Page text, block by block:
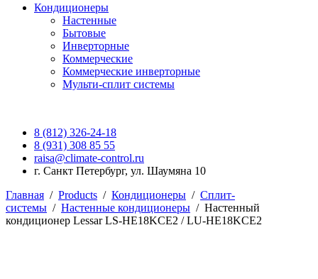
Кондиционеры
Настенные
Бытовые
Инверторные
Коммерческие
Коммерческие инверторные
Мульти-сплит системы
8 (812) 326-24-18
8 (931) 308 85 55
raisa@climate-control.ru
г. Санкт Петербург, ул. Шаумяна 10
Главная / Products / Кондиционеры / Сплит-
системы / Настенные кондиционеры / Настенный
кондиционер Lessar LS-HE18KCE2 / LU-HE18KCE2